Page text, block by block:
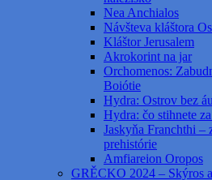
Nea Anchialos
Návšteva kláštora
Kláštor Jerusalem
Akrokorint na jar
Orchomenos:
Boiótie
Hydra: Ostrov bez
Hydra: čo stihnete
Jaskyňa Franchthi –
prehistórie
Amfiareion Oropos
GRĚCKO 2024 – Skýros